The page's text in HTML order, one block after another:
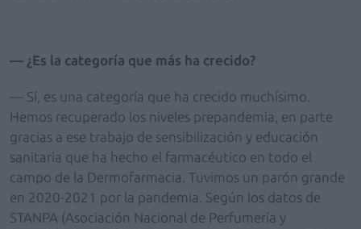
— ¿Es la categoría que más ha crecido?
— Sí, es una categoría que ha crecido muchísimo.
Hemos recuperado los niveles prepandemia, en parte
gracias a ese trabajo de sensibilización y educación
sanitaria que ha hecho el farmacéutico en todo el
campo de la Dermofarmacia. Tuvimos un parón grande
en 2020-2021 por la pandemia. Según los datos de
STANPA (Asociación Nacional de Perfumería y